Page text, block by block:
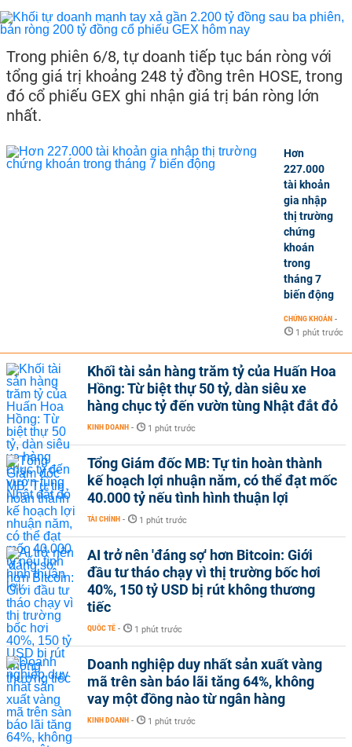
Trong phiên 6/8, tự doanh tiếp tục bán ròng với
tổng giá trị khoảng 248 tỷ đồng trên HOSE, trong
đó cổ phiếu GEX ghi nhận giá trị bán ròng lớn
nhất.
Hơn
227.000
tài khoản
gia nhập
thị trường
chứng
khoán
trong
tháng 7
biến động
CHỨNG KHOÁN -
1 phút trước
Khối tài sản hàng trăm tỷ của Huấn Hoa
Hồng: Từ biệt thự 50 tỷ, dàn siêu xe
hàng chục tỷ đến vườn tùng Nhật đắt đỏ
KINH DOANH - 1 phút trước
Tổng Giám đốc MB: Tự tin hoàn thành
kế hoạch lợi nhuận năm, có thể đạt mốc
40.000 tỷ nếu tình hình thuận lợi
TÀI CHÍNH - 1 phút trước
AI trở nên 'đáng sợ' hơn Bitcoin: Giới
đầu tư tháo chạy vì thị trường bốc hơi
40%, 150 tỷ USD bị rút không thương
tiếc
QUỐC TẾ - 1 phút trước
Doanh nghiệp duy nhất sản xuất vàng
mã trên sàn báo lãi tăng 64%, không
vay một đồng nào từ ngân hàng
KINH DOANH - 1 phút trước